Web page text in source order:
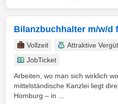
Bilanzbuchhalter m/w/d
Vollzeit Attraktive
JobTicket
Arbeiten, wo man sich wirklich
mittelständische Kanzlei liegt
Homburg – in ...